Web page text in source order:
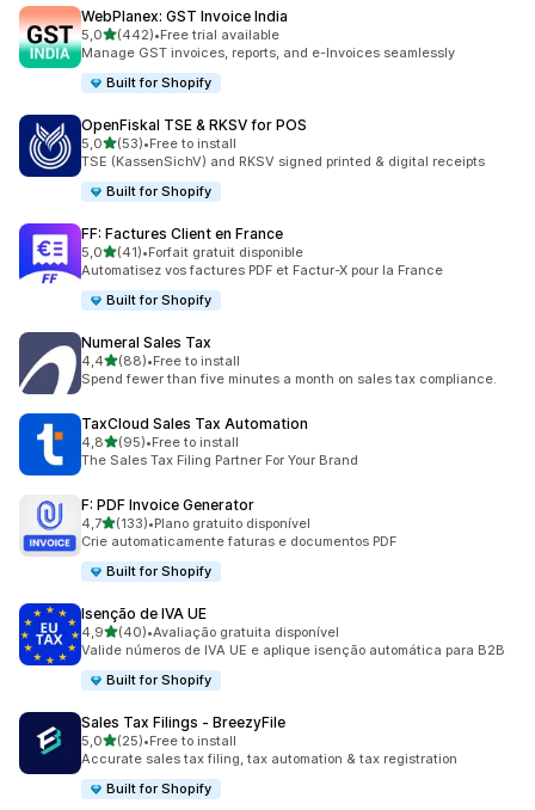
WebPlanex: GST Invoice India
5,0de 5 estrelas
(442)
442 total de avaliações
•Free trial available
Manage GST invoices, reports, and e-Invoices seamlessly
Built for Shopify
OpenFiskal TSE & RKSV for POS
5,0de 5 estrelas
(53)
53 total de avaliações
•Free to install
TSE (KassenSichV) and RKSV signed printed & digital receipts
Built for Shopify
FF: Factures Client en France
5,0de 5 estrelas
(41)
41 total de avaliações
•Forfait gratuit disponible
Automatisez vos factures PDF et Factur-X pour la France
Built for Shopify
Numeral Sales Tax
4,4de 5 estrelas
(88)
88 total de avaliações
•Free to install
Spend fewer than five minutes a month on sales tax compliance.
TaxCloud Sales Tax Automation
4,8de 5 estrelas
(95)
95 total de avaliações
•Free to install
The Sales Tax Filing Partner For Your Brand
F: PDF Invoice Generator
4,7de 5 estrelas
(133)
133 total de avaliações
•Plano gratuito disponível
Crie automaticamente faturas e documentos PDF
Built for Shopify
Isenção de IVA UE
4,9de 5 estrelas
(40)
40 total de avaliações
•Avaliação gratuita disponível
Valide números de IVA UE e aplique isenção automática para B2B
Built for Shopify
Sales Tax Filings ‑ BreezyFile
5,0de 5 estrelas
(25)
25 total de avaliações
•Free to install
Accurate sales tax filing, tax automation & tax registration
Built for Shopify